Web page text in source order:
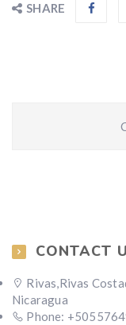
SHARE
CONTACT
Rivas,Rivas
Nicaragua
Phone: